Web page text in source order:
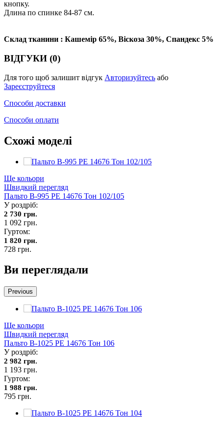
кнопку.
Длина по спинке 84-87 см.
Склад тканини : Кашемір 65%, Віскоза 30%, Спандекс 5%
ВІДГУКИ (0)
Для того щоб залишит відгук Авторизуйтесь або
Зареєструйтеся
Способи доставки
Способи оплати
Схожі моделі
Ще кольори
Швидкий перегляд
Пальто В-995 PE 14676 Тон 102/105
У роздріб:
2 730 грн.
1 092 грн.
Гуртом:
1 820 грн.
728 грн.
Ви переглядали
Previous
Ще кольори
Швидкий перегляд
Пальто В-1025 PE 14676 Тон 106
У роздріб:
2 982 грн.
1 193 грн.
Гуртом:
1 988 грн.
795 грн.